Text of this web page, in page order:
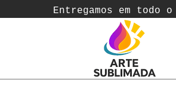
Entregamos em todo